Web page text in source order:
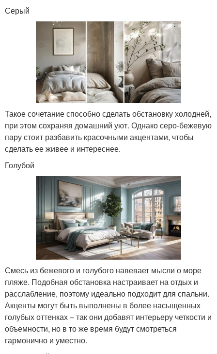
Серый
Такое сочетание способно сделать обстановку холодней,
при этом сохраняя домашний уют. Однако серо-бежевую
пару стоит разбавить красочными акцентами, чтобы
сделать ее живее и интереснее.
Голубой
Смесь из бежевого и голубого навевает мысли о море
пляже. Подобная обстановка настраивает на отдых и
расслабление, поэтому идеально подходит для спальни.
Акценты могут быть выполнены в более насыщенных
голубых оттенках – так они добавят интерьеру четкости и
объемности, но в то же время будут смотреться
гармонично и уместно.